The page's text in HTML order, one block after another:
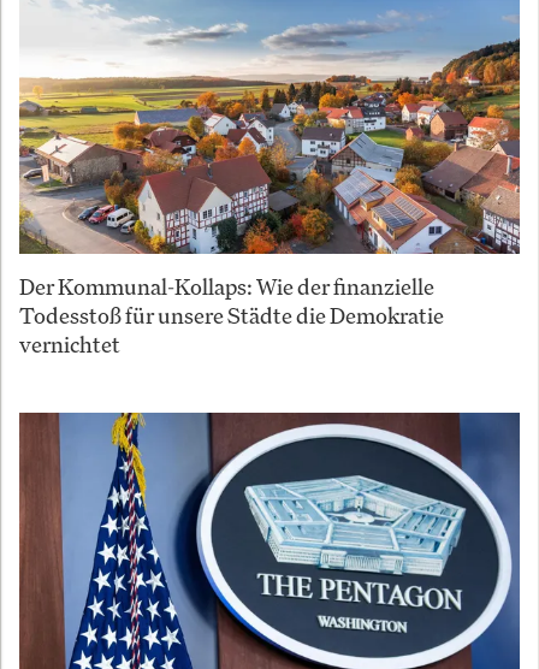
Der Kommunal-Kollaps: Wie der finanzielle
Todesstoß für unsere Städte die Demokratie
vernichtet